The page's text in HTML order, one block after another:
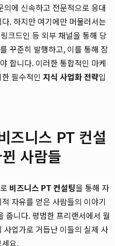
에 신속하고 전문적으로 응대
. 하지만 여기에만 머물러서는
크드인 등 외부 채널을 통해 당
꾸준히 발행하고, 이를 통해 잠
합니다. 이러한 통합적인 마케
필수적인 지식 사업화 전략입
즈니스 PT 컨설
사람들
비즈니스 PT 컨설팅을 통해 자
자유를 얻은 사람들의 이야기
줍니다. 평범한 프리랜서에서 월
업가로 거듭난 이들의 실제 사
요.